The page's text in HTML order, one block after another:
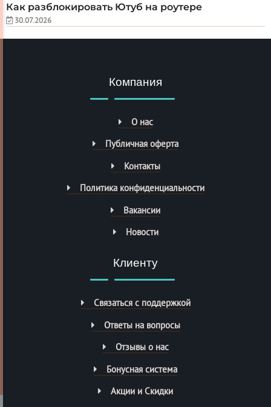
Как разблокировать Ютуб на роутере
30.07.2026
Компания
О нас
Публичная оферта
Контакты
Политика конфиденциальности
Вакансии
Новости
Клиенту
Связаться с поддержкой
Ответы на вопросы
Отзывы о нас
Бонусная система
Акции и Скидки